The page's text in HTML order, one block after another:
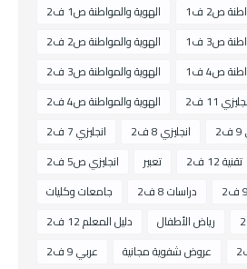
الهوية والمواطنة ص1 ف2
ص2 ف1
الهوية والمواطنة ص2 ف2
ص3 ف1
الهوية والمواطنة ص3 ف2
ص4 ف1
الهوية والمواطنة ص4 ف2
11 ف2
انجليزي 7 ف2
انجليزي 8 ف2
انجليزي ص5 ف2
تعبير تقنية 12 ف2
جامعات وكليات
دراسات 8 ف2
دليل المعلم 12 ف2
رياض الأطفال
عربي 9 ف2
عروض شفوية مجانية